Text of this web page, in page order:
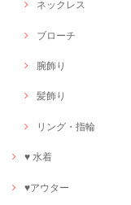
ネックレス
ブローチ
腕飾り
髪飾り
リング・指輪
♥ 水着
♥アウター